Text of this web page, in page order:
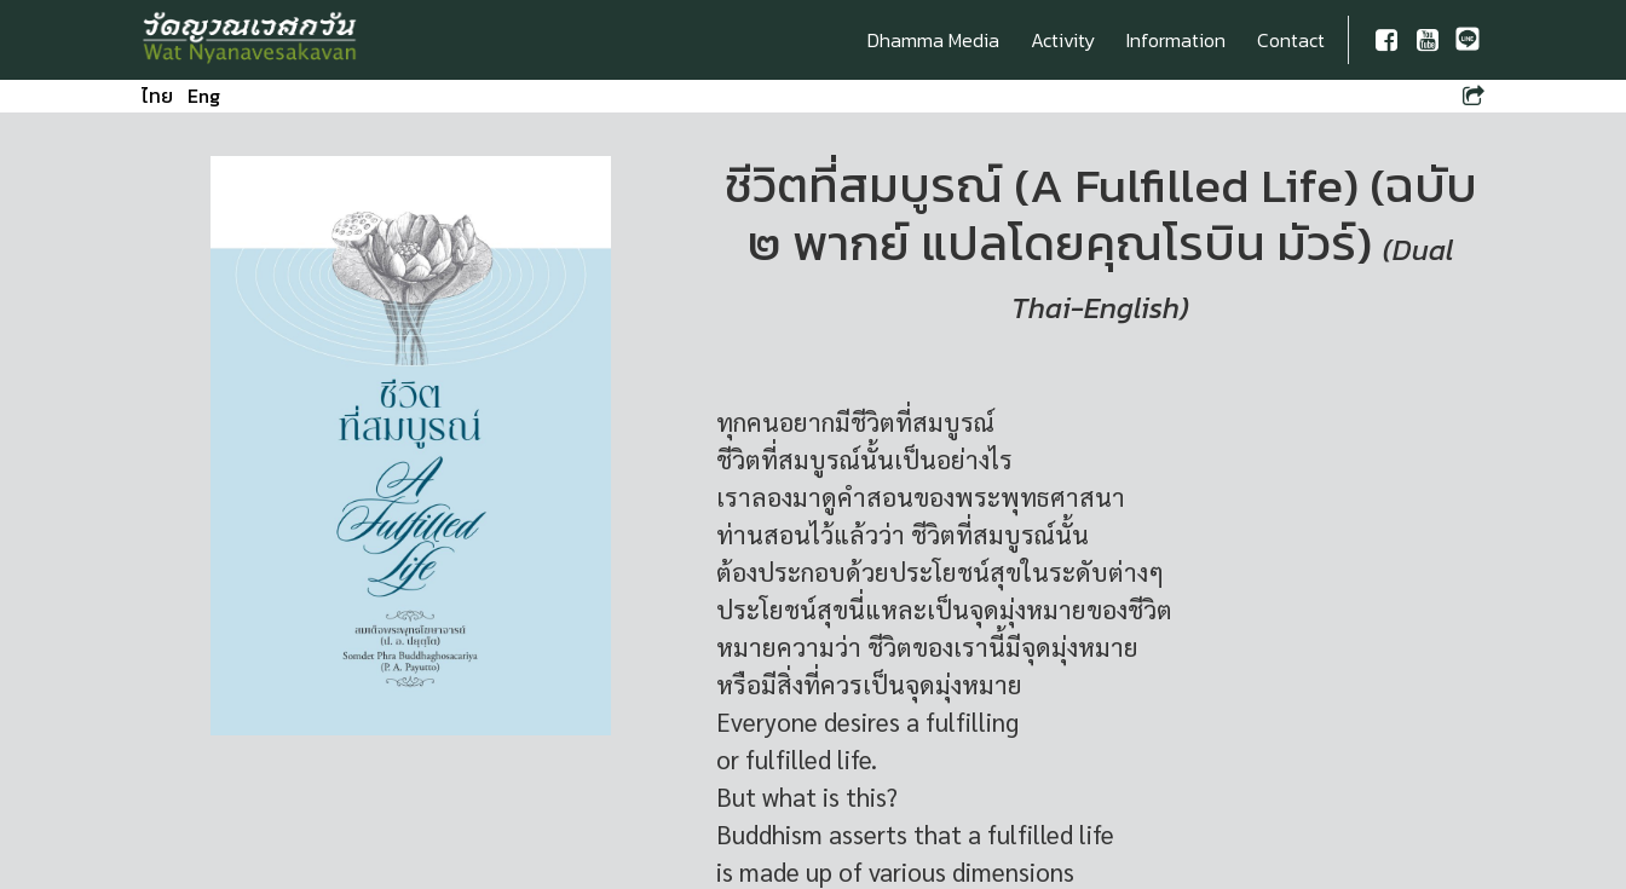
Dhamma Media Activity Information
Contact
ไทย Eng
ชีวิตที่สมบูรณ์ (A Fulfilled Life) (ฉบับ
๒ พากย์ แปลโดยคุณโรบิน มัวร์) (Dual
Thai-English)
ทุกคนอยากมีชีวิตที่สมบูรณ์
ชีวิตที่สมบูรณ์นั้นเป็นอย่างไร
เราลองมาดูคำสอนของพระพุทธศาสนา
ท่านสอนไว้แล้วว่า ชีวิตที่สมบูรณ์นั้น
ต้องประกอบด้วยประโยชน์สุขในระดับต่างๆ
ประโยชน์สุขนี่แหละเป็นจุดมุ่งหมายของชีวิต
หมายความว่า ชีวิตของเรานี้มีจุดมุ่งหมาย
หรือมีสิ่งที่ควรเป็นจุดมุ่งหมาย
Everyone desires a fulfilling
or fulfilled life.
But what is this?
Buddhism asserts that a fulfilled life
is made up of various dimensions